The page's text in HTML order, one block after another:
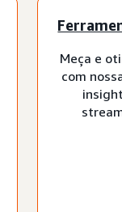
Meça e
com